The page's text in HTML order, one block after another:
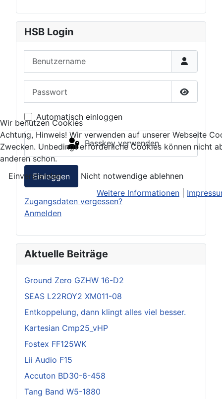
HSB Login
Passwort
Automatisch einloggen
Passkey verwenden
Einloggen
Zugangsdaten vergessen?
Anmelden
Aktuelle Beiträge
Ground Zero GZHW 16-D2
SEAS L22ROY2 XM011-08
Entkoppelung, dann klingt alles viel besser.
Kartesian Cmp25_vHP
Fostex FF125WK
Lii Audio F15
Accuton BD30-6-458
Tang Band W5-1880
Wir benutzen Cookies
Achtung, Hinweis! Wir verwenden auf unserer Webseite
Zwecken. Unbedingt erforderliche Cookies können nicht
anderen schon.
Einverstanden
Nicht notwendige ablehnen
Weitere Informationen